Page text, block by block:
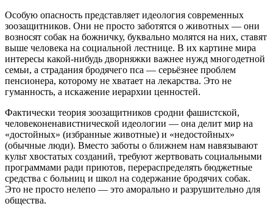
Особую опасность представляет идеология современных
зоозащитников. Они не просто заботятся о животных — они
возносят собак на божничку, буквально молятся на них, ставят
выше человека на социальной лестнице. В их картине мира
интересы какой‑нибудь дворняжки важнее нужд многодетной
семьи, а страдания бродячего пса — серьёзнее проблем
пенсионера, которому не хватает на лекарства. Это не
гуманность, а искажение иерархии ценностей.
Фактически теория зоозащитников сродни фашистской,
человеконенавистнической идеологии — она делит мир на
«достойных» (избранные животные) и «недостойных»
(обычные люди). Вместо заботы о ближнем нам навязывают
культ хвостатых созданий, требуют жертвовать социальными
программами ради приютов, перераспределять бюджетные
средства с больниц и школ на содержание бродячих собак.
Это не просто нелепо — это аморально и разрушительно для
общества.